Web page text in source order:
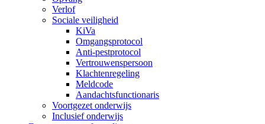
Verlof
Sociale veiligheid
KiVa
Omgangsprotocol
Anti-pestprotocol
Vertrouwenspersoon
Klachtenregeling
Meldcode
Aandachtsfunctionaris
Voortgezet onderwijs
Inclusief onderwijs